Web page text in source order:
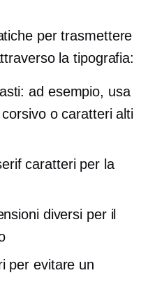
per trasmettere
la tipografia:
ad esempio, usa
o caratteri alti
caratteri per la
diversi per il
per evitare un